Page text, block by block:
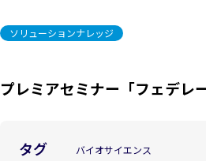
ソリューションナレッジ
プレミアセミナー「フェデレ
タグ バイオサイエンス